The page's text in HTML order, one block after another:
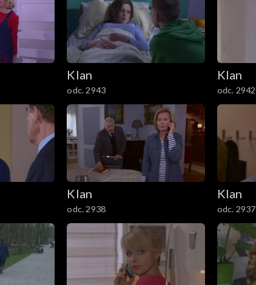
Klan
odc. 2943
Klan
odc. 2942
Klan
odc. 2938
Klan
odc. 2937